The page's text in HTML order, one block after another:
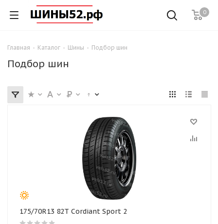
0
Главная - Каталог - Шины - Подбор шин
Подбор шин
175/70R13 82T Cordiant Sport 2